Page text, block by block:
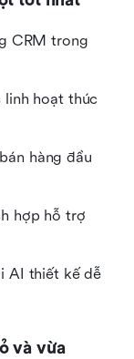
CRM trong
linh hoạt thúc
hàng đầu
hợp hỗ trợ
AI thiết kế dễ
và vừa